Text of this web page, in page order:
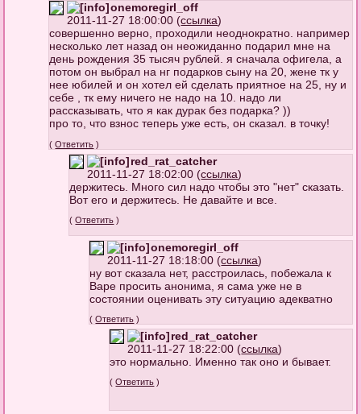
onemoregirl_off
2011-11-27 18:00:00 (ссылка)
совершенно верно, проходили неоднократно. например
несколько лет назад он неожиданно подарил мне на
день рождения 35 тысяч рублей. я сначала офигела, а
потом он выбрал на нг подарков сыну на 20, жене тк у
нее юбилей и он хотел ей сделать приятное на 25, ну и
себе , тк ему ничего не надо на 10. надо ли
рассказывать, что я как дурак без подарка? ))
про то, что взнос теперь уже есть, он сказал. в точку!
(Ответить )
red_rat_catcher
2011-11-27 18:02:00 (ссылка)
держитесь. Много сил надо чтобы это "нет" сказать.
Вот его и держитесь. Не давайте и все.
(Ответить )
onemoregirl_off
2011-11-27 18:18:00 (ссылка)
ну вот сказала нет, расстроилась, побежала к
Варе просить анонима, я сама уже не в
состоянии оценивать эту ситуацию адекватно
(Ответить )
red_rat_catcher
2011-11-27 18:22:00 (ссылка)
это нормально. Именно так оно и бывает.
(Ответить )